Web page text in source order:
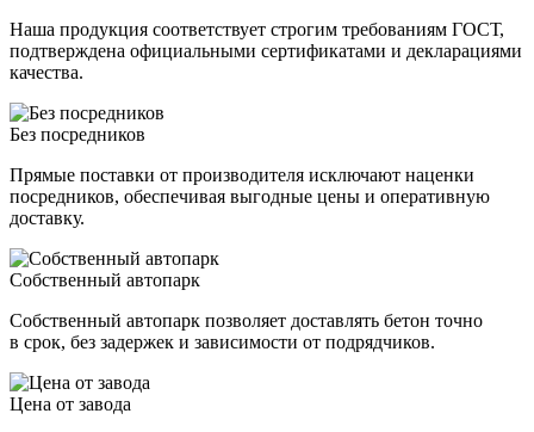
Наша продукция соответствует строгим требованиям ГОСТ,
подтверждена официальными сертификатами и декларациями
качества.
Без посредников
Прямые поставки от производителя исключают наценки
посредников, обеспечивая выгодные цены и оперативную
доставку.
Собственный автопарк
Собственный автопарк позволяет доставлять бетон точно
в срок, без задержек и зависимости от подрядчиков.
Цена от завода